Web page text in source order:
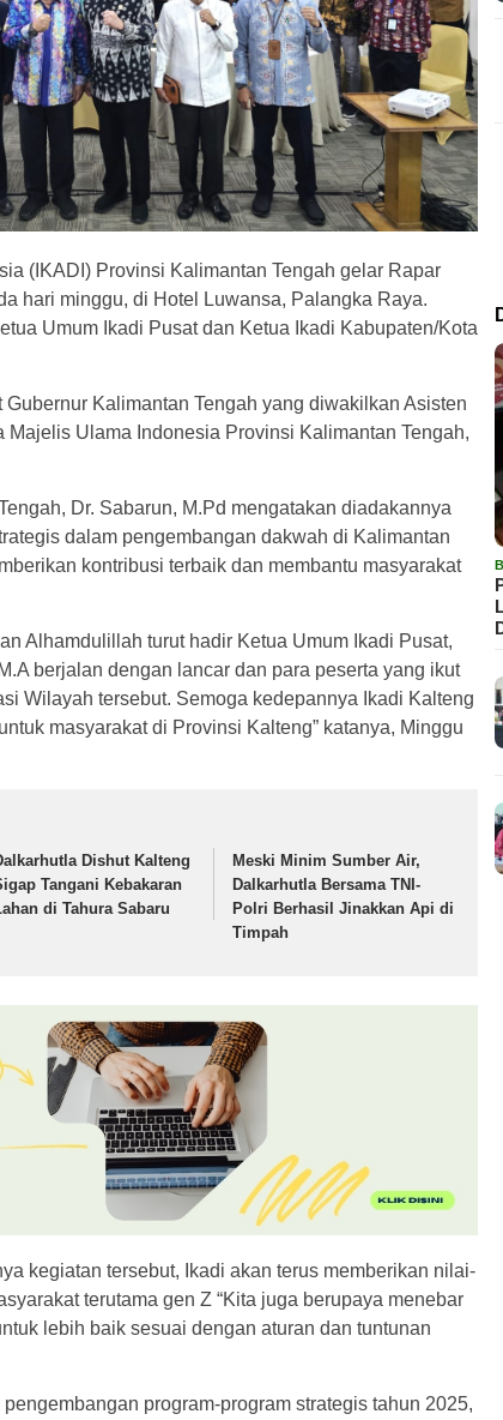
(IKADI) Provinsi Kalimantan Tengah gelar Rapar
hari minggu, di Hotel Luwansa, Palangka Raya.
Umum Ikadi Pusat dan Ketua Ikadi Kabupaten/Kota
Kalimantan Tengah yang diwakilkan Asisten
Majelis Ulama Indonesia Provinsi Kalimantan Tengah,
Dr. Sabarun, M.Pd mengatakan diadakannya
dalam pengembangan dakwah di Kalimantan
kontribusi terbaik dan membantu masyarakat
Alhamdulillah turut hadir Ketua Umum Ikadi Pusat,
berjalan dengan lancar dan para peserta yang ikut
Wilayah tersebut. Semoga kedepannya Ikadi Kalteng
masyarakat di Provinsi Kalteng” katanya, Minggu
Dishut Kalteng
Tangani Kebakaran
di Tahura Sabaru
Meski Minim Sumber Air,
Dalkarhutla Bersama TNI-
Polri Berhasil Jinakkan Api di
Timpah
kegiatan tersebut, Ikadi akan terus memberikan nilai-
terutama gen Z “Kita juga berupaya menebar
lebih baik sesuai dengan aturan dan tuntunan
program-program strategis tahun 2025,